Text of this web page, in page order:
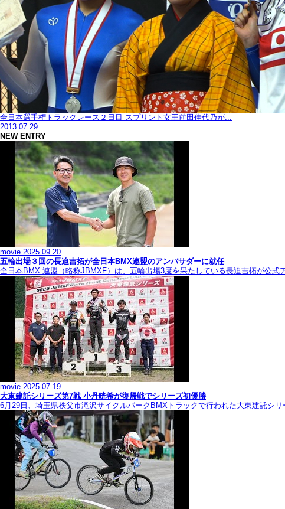
全日本選手権トラックレース２日目 スプリント女王前田佳代乃が...
2013.07.29
NEW ENTRY
movie 2025.09.20
五輪出場３回の長迫吉拓が全日本BMX連盟のアンバサダーに就任
全日本BMX 連盟（略称JBMXF）は、五輪出場3度を果たしている長迫吉拓が公式
movie 2025.07.19
大東建託シリーズ第7戦 ⼩丹晄希が復帰戦でシリーズ初優勝
6月29日、埼玉県秩父市滝沢サイクルパークBMXトラックで行われた大東建託シ